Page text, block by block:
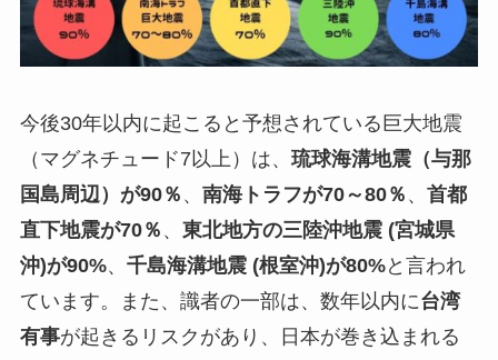
今後30年以内に起こると予想されている巨大地震
（マグネチュード7以上）は、 琉球海溝地震（与那
国島周辺）が90％ 、 南海トラフが70～80％ 、 首都
直下地震が70％ 、 東北地方の三陸沖地震 (宮城県
沖)が90%、 千島海溝地震 (根室沖)が80%と言われ
ています。また、識者の一部は、数年以内に台湾
有事が起きるリスクがあり、日本が巻き込まれる